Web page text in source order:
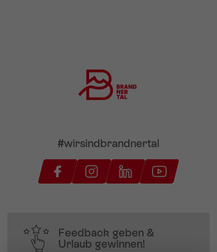
#wirsindbrandnertal
Feedback geben &
Urlaub gewinnen!